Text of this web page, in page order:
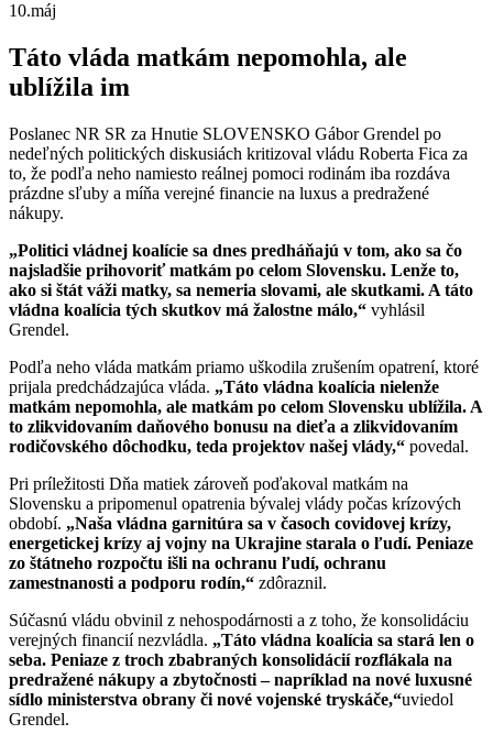
10.máj
Táto vláda matkám nepomohla, ale
ublížila im
Poslanec NR SR za Hnutie SLOVENSKO Gábor Grendel po
nedeľných politických diskusiách kritizoval vládu Roberta Fica za
to, že podľa neho namiesto reálnej pomoci rodinám iba rozdáva
prázdne sľuby a míňa verejné financie na luxus a predražené
nákupy.
„Politici vládnej koalície sa dnes predháňajú v tom, ako sa čo
najsladšie prihovoriť matkám po celom Slovensku. Lenže to,
ako si štát váži matky, sa nemeria slovami, ale skutkami. A táto
vládna koalícia tých skutkov má žalostne málo,“ vyhlásil
Grendel.
Podľa neho vláda matkám priamo uškodila zrušením opatrení, ktoré
prijala predchádzajúca vláda. „Táto vládna koalícia nielenže
matkám nepomohla, ale matkám po celom Slovensku ublížila. A
to zlikvidovaním daňového bonusu na dieťa a zlikvidovaním
rodičovského dôchodku, teda projektov našej vlády,“ povedal.
Pri príležitosti Dňa matiek zároveň poďakoval matkám na
Slovensku a pripomenul opatrenia bývalej vlády počas krízových
období. „Naša vládna garnitúra sa v časoch covidovej krízy,
energetickej krízy aj vojny na Ukrajine starala o ľudí. Peniaze
zo štátneho rozpočtu išli na ochranu ľudí, ochranu
zamestnanosti a podporu rodín,“ zdôraznil.
Súčasnú vládu obvinil z nehospodárnosti a z toho, že konsolidáciu
verejných financií nezvládla. „Táto vládna koalícia sa stará len o
seba. Peniaze z troch zbabraných konsolidácií rozflákala na
predražené nákupy a zbytočnosti – napríklad na nové luxusné
sídlo ministerstva obrany či nové vojenské tryskáče,“uviedol
Grendel.